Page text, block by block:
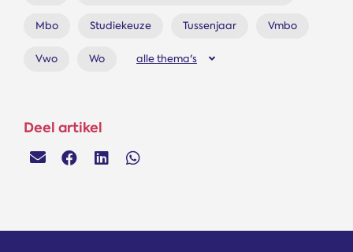
Mbo Studiekeuze Tussenjaar Vmbo
Vwo Wo alle thema's
Deel artikel